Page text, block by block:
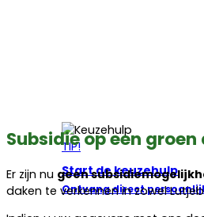
TIP!
Start de keuzehulp
Ontvang direct
Subsidie op een
Er zijn nu geen
daken te verkennen in zowel